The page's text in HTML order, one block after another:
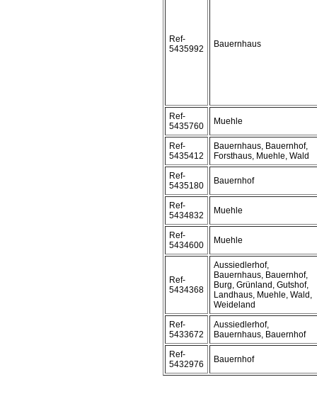
Ref-
5435992
Bauernhaus
Ref-
5435760
Muehle
Ref-
5435412
Bauernhaus, Bauernhof,
Forsthaus, Muehle, Wald
Ref-
5435180
Bauernhof
Ref-
5434832
Muehle
Ref-
5434600
Muehle
Ref-
5434368
Aussiedlerhof,
Bauernhaus, Bauernhof,
Burg, Grünland, Gutshof,
Landhaus, Muehle, Wald,
Weideland
Ref-
5433672
Aussiedlerhof,
Bauernhaus, Bauernhof
Ref-
5432976
Bauernhof